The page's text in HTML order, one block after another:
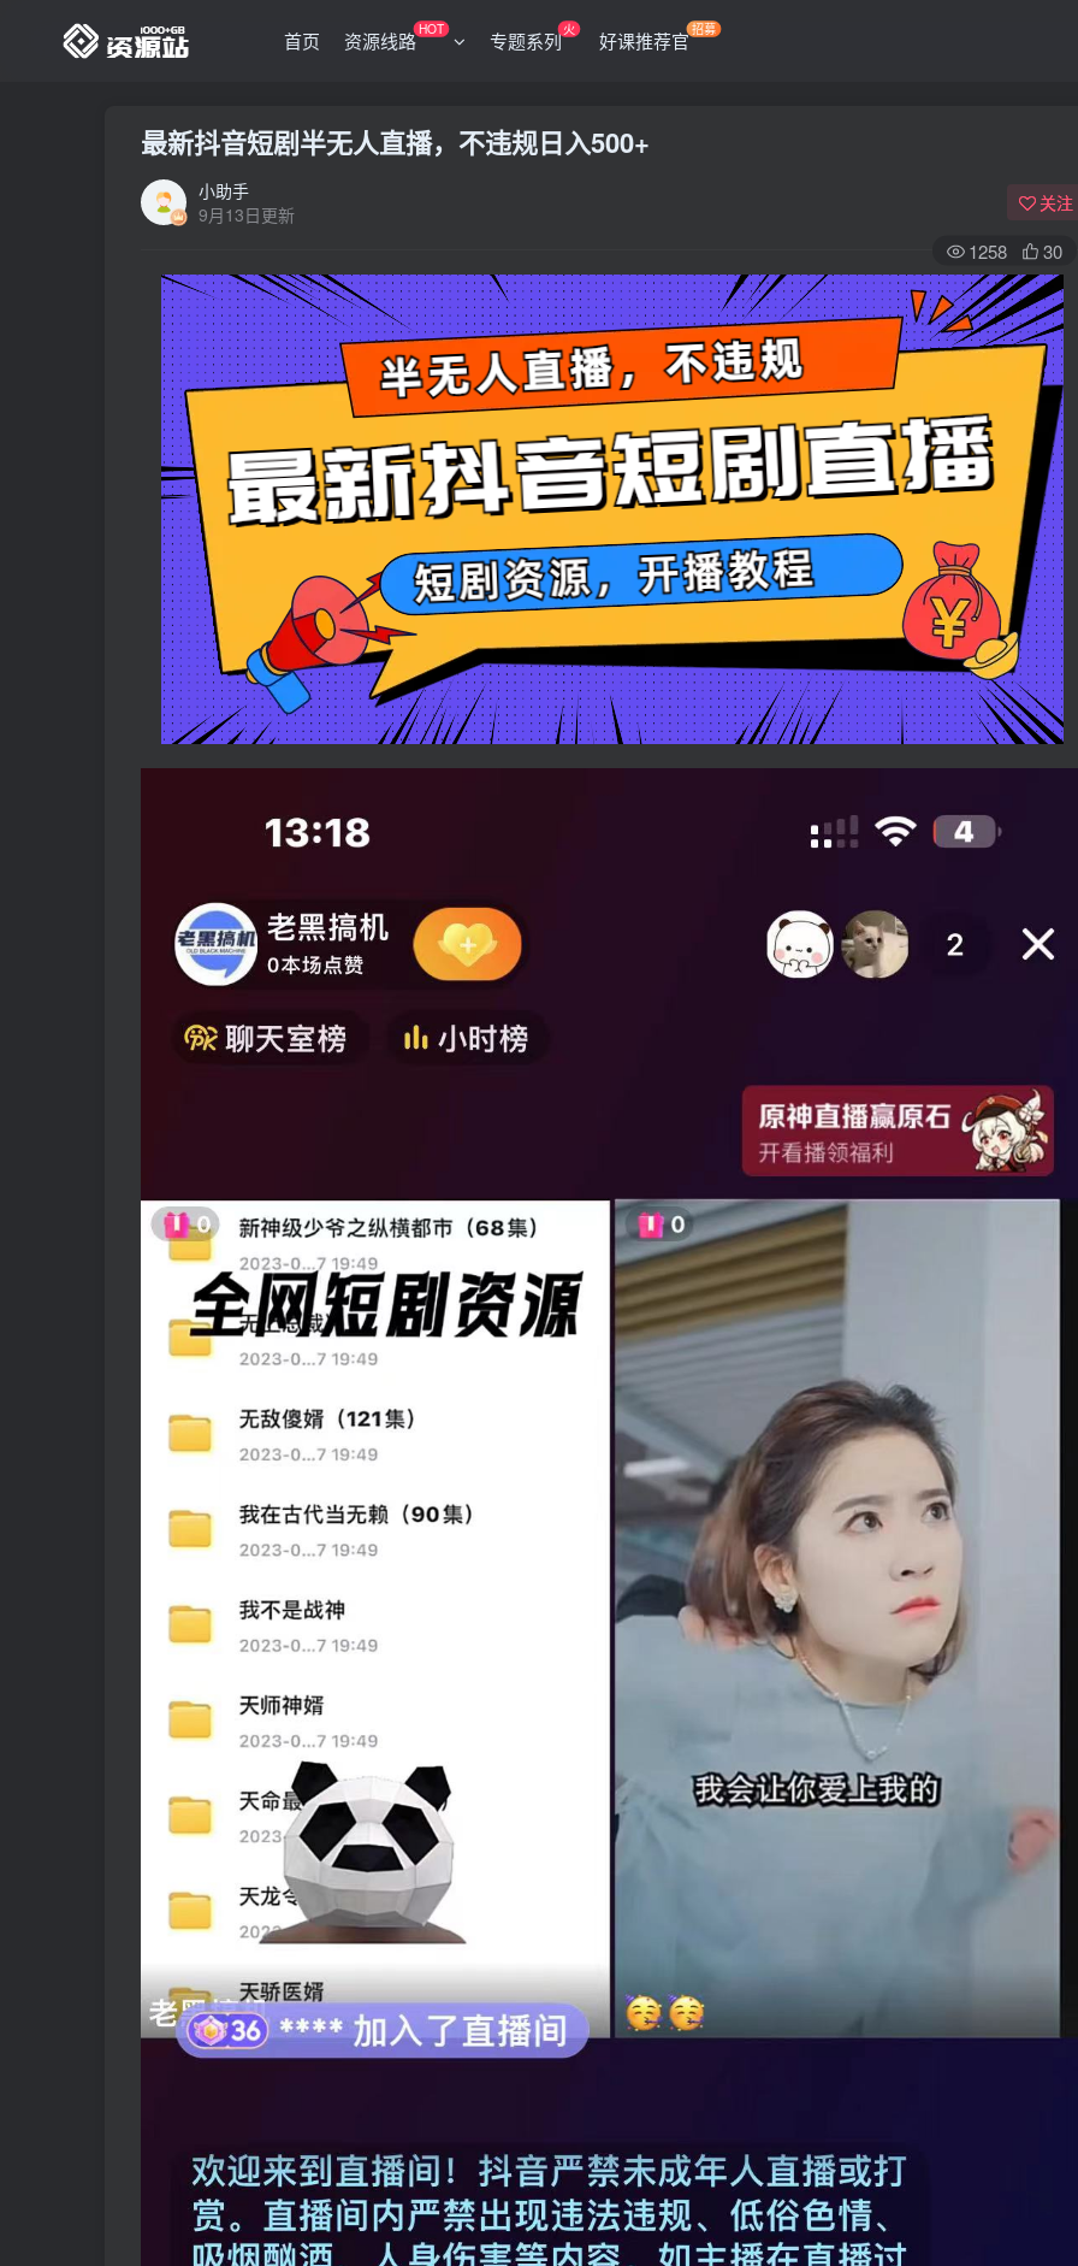
首页 资源线路HOT 专题系列火 好课推荐官招募
最新抖音短剧半无人直播，不违规日入500+
小助手
9月13日更新
关注
1258 30